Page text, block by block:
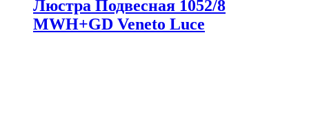
Люстра Подвесная 1052/8
MWH+GD Veneto Luce